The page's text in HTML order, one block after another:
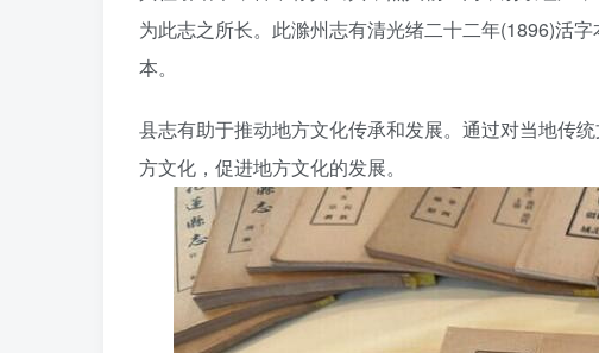
为此志之所长。此滁州志有清光绪二十二年(1896)活
本。
县志有助于推动地方文化传承和发展。通过对当地传
方文化，促进地方文化的发展。